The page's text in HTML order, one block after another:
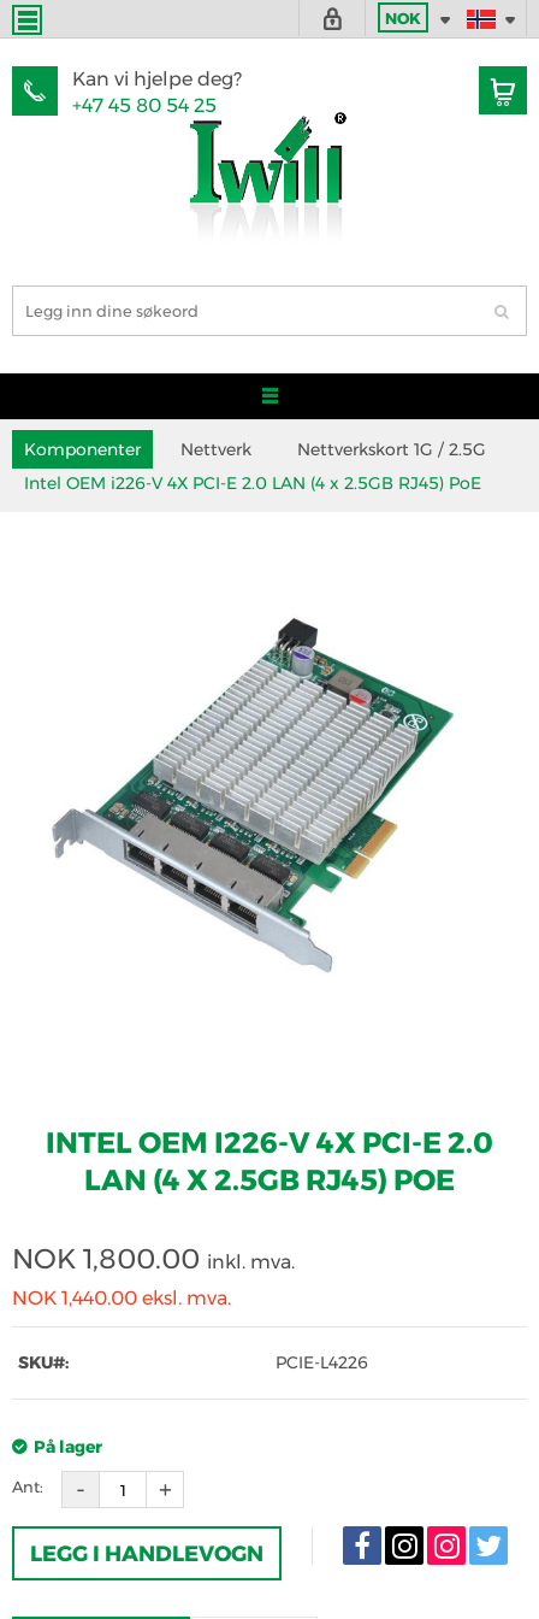
NOK
Kan vi hjelpe deg?
+47 45 80 54 25
Komponenter Nettverk
Nettverkskort 1G / 2.5G
Intel OEM i226-V 4X PCI-E 2.0 LAN (4 x 2.5GB RJ45) PoE
INTEL OEM I226-V 4X PCI-E 2.0
LAN (4 X 2.5GB RJ45) POE
NOK 1,800.00 inkl. mva.
NOK 1,440.00 eksl. mva.
SKU#: PCIE-L4226
På lager
Ant:
LEGG I HANDLEVOGN